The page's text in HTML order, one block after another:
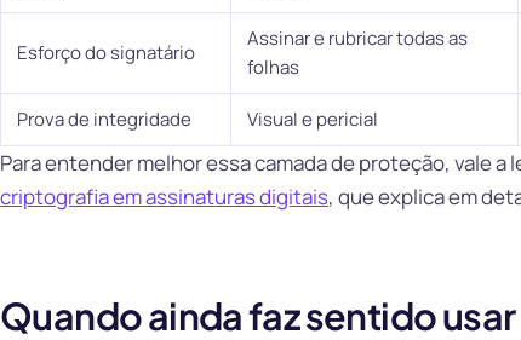
Esforço do signatário
Assinar e rubricar todas as
folhas
Prova de integridade Visual e pericial
Para entender melhor essa camada de proteção, vale a
criptografia em assinaturas digitais, que explica em
Quando ainda faz sentido